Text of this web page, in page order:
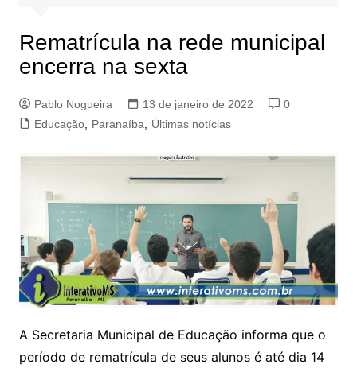
Rematrícula na rede municipal
encerra na sexta
Pablo Nogueira 13 de janeiro de 2022
0
Educação, Paranaíba Últimas notícias
A Secretaria Municipal de Educação informa que o
período de rematrícula de seus alunos é até dia 14